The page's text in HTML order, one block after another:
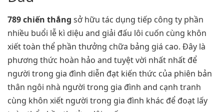
789 chiến thắng sở hữu tác dụng tiếp công ty phần
nhiều buổi lễ kì diệu and giải đấu lôi cuốn cùng khôn
xiết toàn thể phần thưởng chữa bảng giá cao. Đây là
phương thức hoàn hảo and tuyệt vời nhất nhất để
người trong gia đình diễn đạt kiến thức của phiên bản
thân ngôi nhà người trong gia đình and cạnh tranh
cùng khôn xiết người trong gia đình khác để đoạt lấy